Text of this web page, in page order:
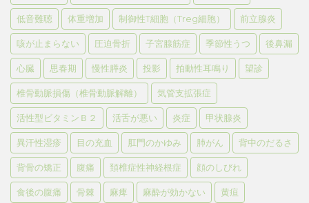
低音難聴 体重増加 制御性T細胞（Treg細胞） 前立腺炎
咳が止まらない 圧迫骨折 子宮腺筋症 季節性うつ 後鼻漏
心臓 思春期 慢性膵炎 投影 拍動性耳鳴り 望診
椎骨動脈損傷（椎骨動脈解離） 気管支拡張症
活性型ビタミンＢ２ 活舌が悪い 炎症 甲状腺炎
異汗性湿疹 目の充血 肛門のかゆみ 肺がん 背中のだるさ
背骨の矯正 腹痛 頚椎症性神経根症 顔のしびれ
食後の腹痛 骨棘 麻痺 麻酔が効かない 黄疸